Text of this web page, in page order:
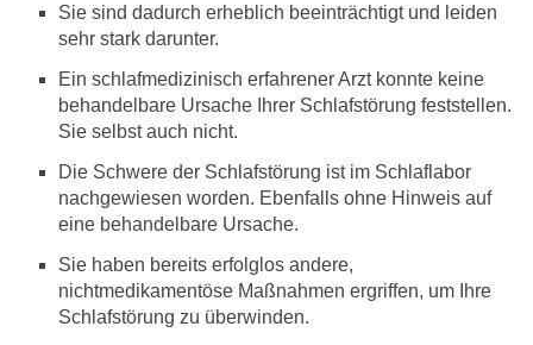
Sie sind dadurch erheblich beeinträchtigt und leiden
sehr stark darunter.
Ein schlafmedizinisch erfahrener Arzt konnte keine
behandelbare Ursache Ihrer Schlafstörung feststellen.
Sie selbst auch nicht.
Die Schwere der Schlafstörung ist im Schlaflabor
nachgewiesen worden. Ebenfalls ohne Hinweis auf
eine behandelbare Ursache.
Sie haben bereits erfolglos andere,
nichtmedikamentöse Maßnahmen ergriffen, um Ihre
Schlafstörung zu überwinden.
o
m
m
e
?
K
n
e
n